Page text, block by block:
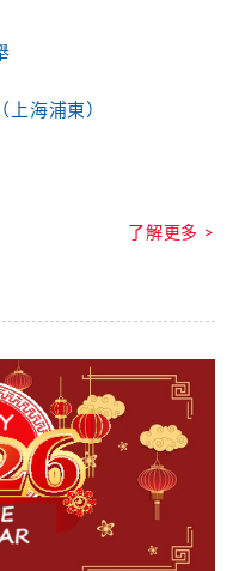
海浦東）
了解更多 >